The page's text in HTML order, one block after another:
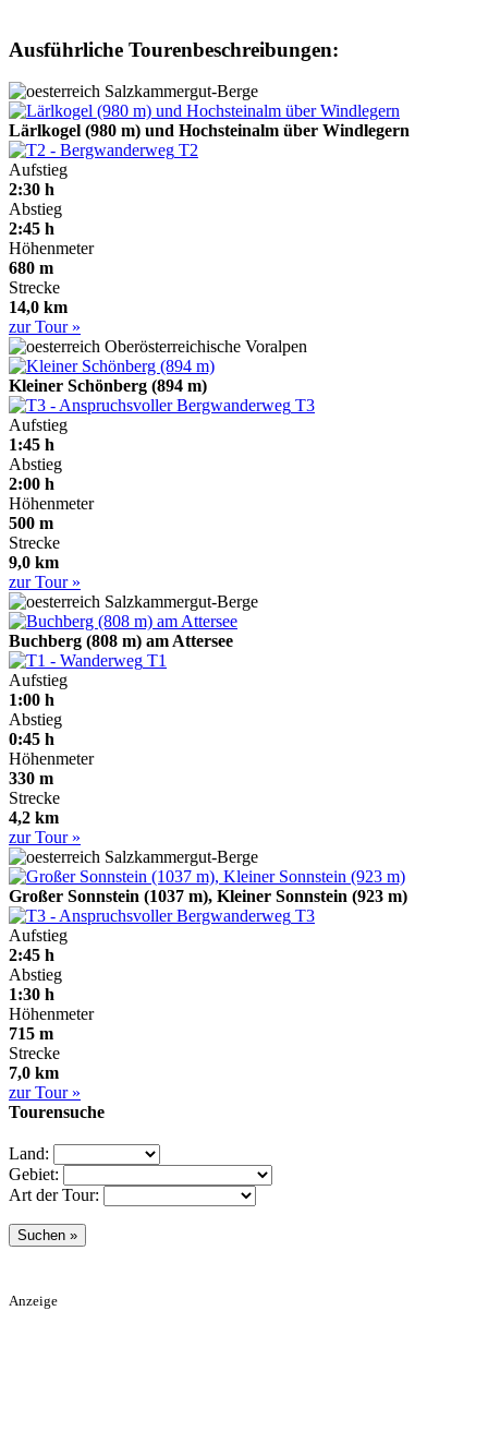
Ausführliche Tourenbeschreibungen:
Salzkammergut-Berge
Lärlkogel (980 m) und Hochsteinalm über Windlegern
T2
Aufstieg
2:30 h
Abstieg
2:45 h
Höhenmeter
680 m
Strecke
14,0 km
zur Tour »
Oberösterreichische Voralpen
Kleiner Schönberg (894 m)
T3
Aufstieg
1:45 h
Abstieg
2:00 h
Höhenmeter
500 m
Strecke
9,0 km
zur Tour »
Salzkammergut-Berge
Buchberg (808 m) am Attersee
T1
Aufstieg
1:00 h
Abstieg
0:45 h
Höhenmeter
330 m
Strecke
4,2 km
zur Tour »
Salzkammergut-Berge
Großer Sonnstein (1037 m), Kleiner Sonnstein (923 m)
T3
Aufstieg
2:45 h
Abstieg
1:30 h
Höhenmeter
715 m
Strecke
7,0 km
zur Tour »
Tourensuche
Land:
Gebiet:
Art der Tour:
Anzeige